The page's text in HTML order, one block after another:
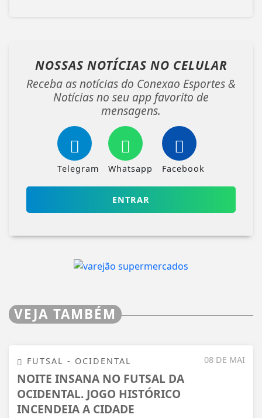
NOSSAS NOTÍCIAS NO CELULAR
Receba as notícias do Conexao Esportes &
Notícias no seu app favorito de
mensagens.
Telegram Whatsapp Facebook
ENTRAR
VEJA TAMBÉM
08 DE MAI
FUTSAL - OCIDENTAL
NOITE INSANA NO FUTSAL DA
OCIDENTAL. JOGO HISTÓRICO
INCENDEIA A CIDADE